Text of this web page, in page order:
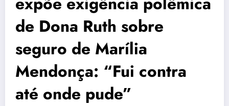
de Dona Ruth sobre
seguro de Marília
Mendonça: “Fui contra
até onde pude”